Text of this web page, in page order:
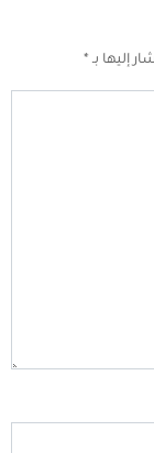
إليها بـ *